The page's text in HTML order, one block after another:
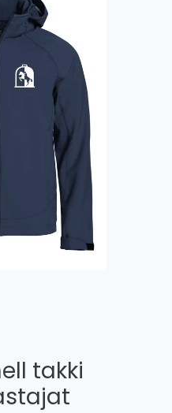
takki